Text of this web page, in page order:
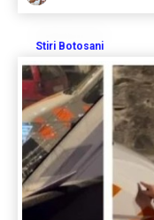
Stiri Botosani